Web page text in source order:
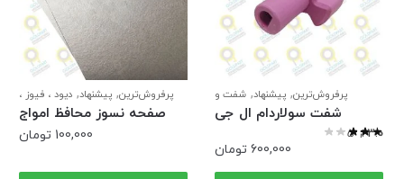
پرفروش‌ترین,پیشنهاد,شفت و
کوپلینگ
, شگفت انگیز,
سولاردام, قطعات ماکروفر ال جی
شفت سولاردام ال جی
3.00از 5
600,000 تومان
پرفروش‌ترین,پیشنهاد,دیود ، فیوز ،
رابط ,قطعات سولاردام,های ولتاژ
صفحه نسوز محافظ امواج
ماکروفر (صفحه میکا)
100,000 تومان